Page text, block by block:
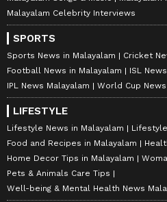
Malayalam Celebrity Interviews
SPORTS
Sports News in Malayalam
Cricket
Football News in Malayalam
ISL
IPL News Malayalam
World Cup
LIFESTYLE
Lifestyle News in Malayalam
Food and Recipes in Malayalam
Home Decor Tips in Malayalam
Pets & Animals Care Tips
Well-being & Mental Health News